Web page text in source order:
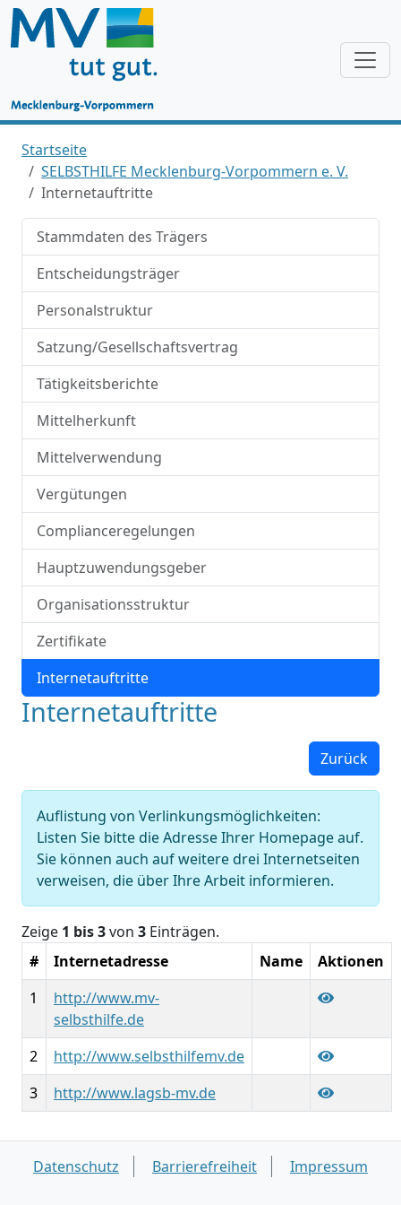
Startseite
SELBSTHILFE Mecklenburg-Vorpommern e. V.
Internetauftritte
Stammdaten des Trägers
Entscheidungsträger
Personalstruktur
Satzung/Gesellschaftsvertrag
Tätigkeitsberichte
Mittelherkunft
Mittelverwendung
Vergütungen
Complianceregelungen
Hauptzuwendungsgeber
Organisationsstruktur
Zertifikate
Internetauftritte
Internetauftritte
Zurück
Auflistung von Verlinkungsmöglichkeiten:
Listen Sie bitte die Adresse Ihrer Homepage auf.
Sie können auch auf weitere drei Internetseiten
verweisen, die über Ihre Arbeit informieren.
Zeige 1 bis 3von 3 Einträgen.
#
Internetadresse Name
Aktionen
1
http://www.mv-
selbsthilfe.de
2
http://www.selbsthilfemv.de
3
http://www.lagsb-mv.de
Datenschutz Barrierefreiheit Impressum